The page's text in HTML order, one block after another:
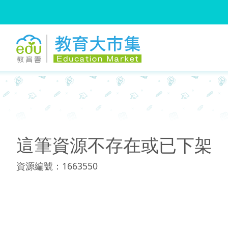
:::
這筆資源不存在或已下架
資源編號：1663550